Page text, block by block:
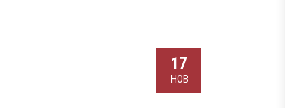
17
НОВ